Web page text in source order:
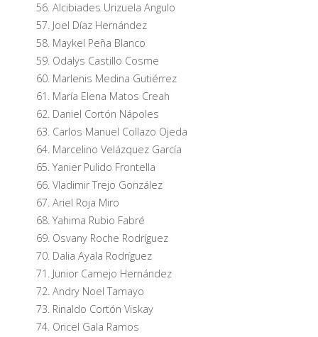
Alcibiades Urizuela Angulo
Joel Díaz Hernández
Maykel Peña Blanco
Odalys Castillo Cosme
Marlenis Medina Gutiérrez
María Elena Matos Creah
Daniel Cortón Nápoles
Carlos Manuel Collazo Ojeda
Marcelino Velázquez García
Yanier Pulido Frontella
Vladimir Trejo González
Ariel Roja Miro
Yahima Rubio Fabré
Osvany Roche Rodríguez
Dalia Ayala Rodríguez
Junior Camejo Hernández
Andry Noel Tamayo
Rinaldo Cortón Viskay
Oricel Gala Ramos